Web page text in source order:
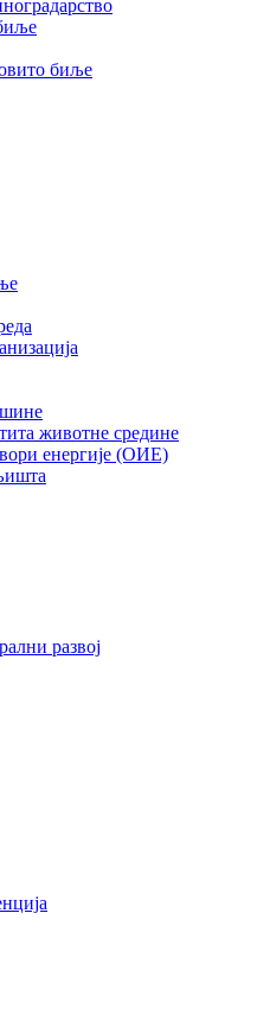
биље
животне средине
енергије (ОИЕ)
развој